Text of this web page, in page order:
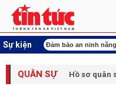
Sự kiện
khóa XVI Đảm bảo an ninh
QUÂN SỰ Hồ sơ quân